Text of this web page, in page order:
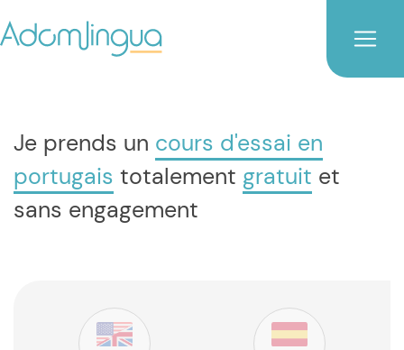
Je prends un cours d'essai en
portugais totalement gratuit et
sans engagement